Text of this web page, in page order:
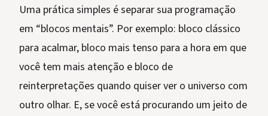
Uma prática simples é separar sua programação
em “blocos mentais”. Por exemplo: bloco clássico
para acalmar, bloco mais tenso para a hora em que
você tem mais atenção e bloco de
reinterpretações quando quiser ver o universo com
outro olhar. E, se você está procurando um jeito de